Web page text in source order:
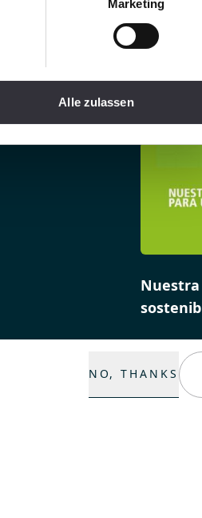
Marketing
Alle zulassen
NO, THANKS